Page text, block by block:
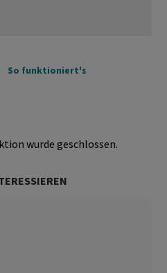
So funktioniert's
wurde geschlossen.